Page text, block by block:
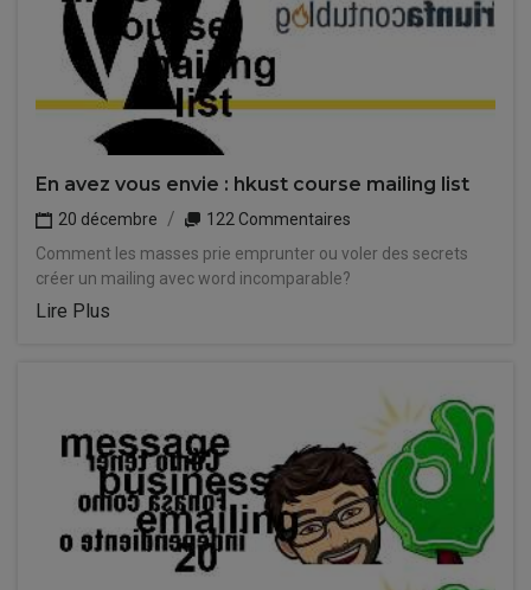
En avez vous envie : hkust course mailing list
20 décembre
122 Commentaires
Comment les masses prie emprunter ou voler des secrets
créer un mailing avec word incomparable?
Lire Plus